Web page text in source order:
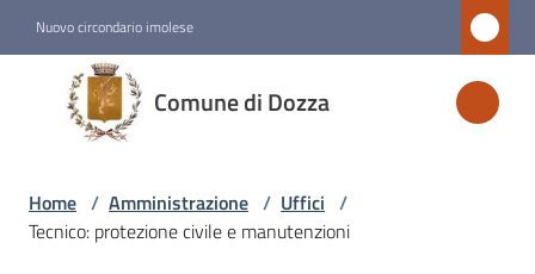
Nuovo circondario imolese
Comune di Dozza
Comune
di
Dozza
Home / Amministrazione / Uffici /
Tecnico: protezione civile e manutenzioni